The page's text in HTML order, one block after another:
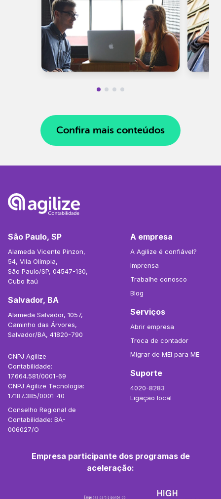
Confira mais conteúdos
São Paulo, SP
Alameda Vicente Pinzon,
54, Vila Olímpia,
São Paulo/SP, 04547-130,
Cubo Itaú
Salvador, BA
Alameda Salvador, 1057,
Caminho das Árvores,
Salvador/BA, 41820-790
CNPJ Agilize
Contabilidade:
17.664.581/0001-69
CNPJ Agilize Tecnologia:
17.187.385/0001-40
Conselho Regional de
Contabilidade: BA-
006027/O
A empresa
A Agilize é confiável?
Imprensa
Trabalhe conosco
Blog
Serviços
Abrir empresa
Troca de contador
Migrar de MEI para ME
Suporte
4020-8283
Ligação local
Empresa participante dos programas de
aceleração: